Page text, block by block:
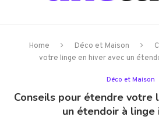
Home Déco et Maison
votre linge en hiver avec un
Déco et Maison
Conseils pour étendre votre
un étendoir à linge